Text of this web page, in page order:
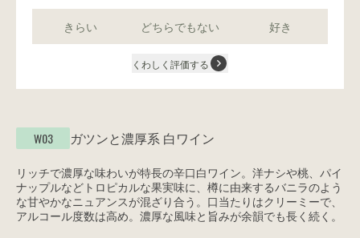
きらい どちらでもない 好き
くわしく評価する
W03 ガツンと濃厚系 白ワイン
リッチで濃厚な味わいが特長の辛口白ワイン。洋ナシや桃、パイ
ナップルなどトロピカルな果実味に、樽に由来するバニラのよう
な甘やかなニュアンスが混ざり合う。口当たりはクリーミーで、
アルコール度数は高め。濃厚な風味と旨みが余韻でも長く続く。